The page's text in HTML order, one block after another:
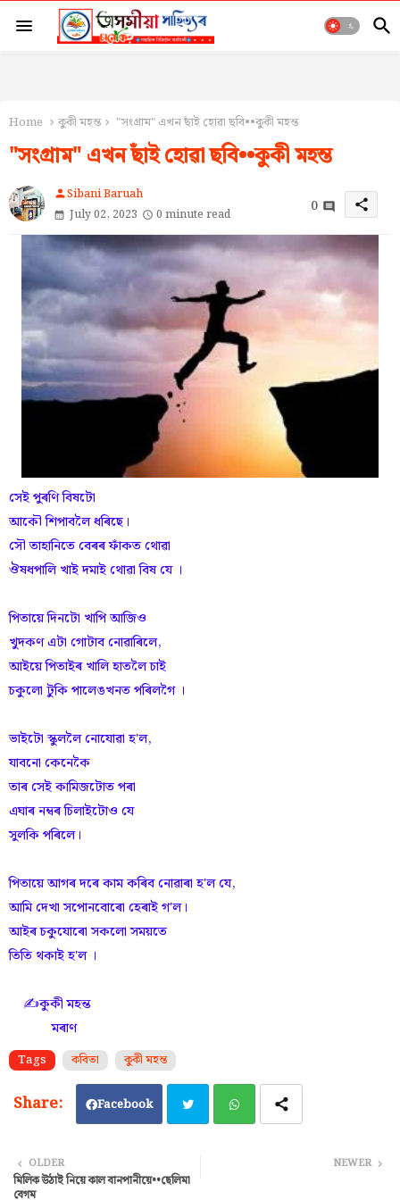
Home কুকী মহন্ত "সংগ্ৰাম" এখন ছাঁই হোৱা ছবি••কুকী মহন্ত
"সংগ্ৰাম" এখন ছাঁই হোৱা ছবি••কুকী মহন্ত
personSibani Baruah
July 02, 2023
0 minute read 0 share
সেই পুৰণি বিষটো
আকৌ শিপাবলৈ ধৰিছে।
সৌ তাহানিতে বেৰৰ ফাঁকত থোৱা
ঔষধপালি খাই দমাই থোৱা বিষ যে ।
পিতায়ে দিনটো খাপি আজিও
খুদকণ এটা গোটাব নোৱাৰিলে,
আইয়ে পিতাইৰ খালি হাতলৈ চাই
চকুলো টুকি পালেঙখনত পৰিলগৈ ।
ভাইটো স্কুললৈ নোযোৱা হ'ল,
যাবনো কেনেকৈ
তাৰ সেই কামিজটোত পৰা
এঘাৰ নম্বৰ চিলাইটোও যে
সুলকি পৰিলে।
পিতায়ে আগৰ দৰে কাম কৰিব নোৱাৰা হ'ল যে,
আমি দেখা সপোনবোৰো হেৰাই গ'ল।
আইৰ চকুযোৰো সকলো সময়তে
তিতি থকাই হ'ল ।
✍️কুকী মহন্ত
মৰাণ
Tags কবিতা কুকী মহন্ত
Facebook
tter
NEWER
OLDER
মিলিক উঠাই নিয়ে কাল বানপানীয়ে••ছেলিমা
বেগম